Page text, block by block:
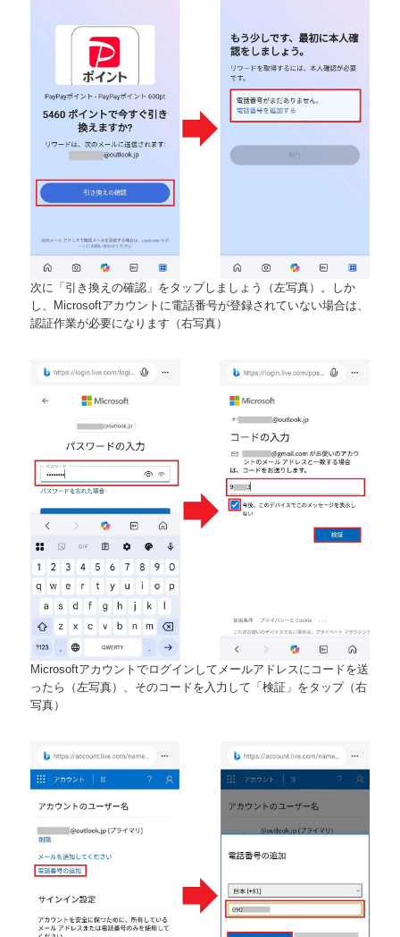
次に「引き換えの確認」をタップしましょう（左写真）。しか
し、Microsoftアカウントに電話番号が登録されていない場合は、
認証作業が必要になります（右写真）
Microsoftアカウントでログインしてメールアドレスにコードを送
ったら（左写真）、そのコードを入力して「検証」をタップ（右
写真）